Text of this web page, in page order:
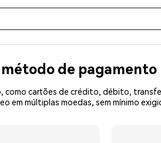
método de pagamento
como cartões de crédito, débito,
em múltiplas moedas, sem mínimo